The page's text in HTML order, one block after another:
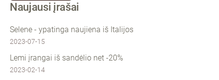
Naujausi įrašai
Selene - ypatinga naujiena iš Italijos
2023-07-15
Lemi įrangai iš sandėlio net -20%
2023-02-14